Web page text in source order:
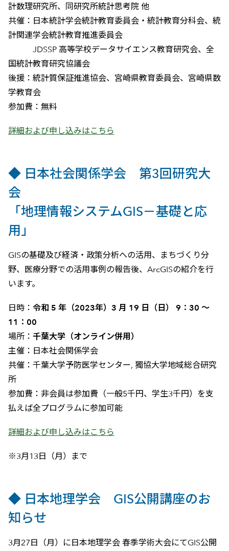
計数理研究所、同研究所統計思考院 他
共催：日本統計学会統計教育委員会・統計教育分科会、統
計関連学会統計教育推進委員会
JDSSP 高等学校データサイエンス教育研究会、全
国統計教育研究協議会
後援：統計質保証推進協会、宮崎県教育委員会、宮崎県数
学教育会
参加費：無料
詳細および申し込みはこちら
◆ 日本社会関係学会 第3回研究大
会
「地理情報システムGIS－基礎と応
用」
GISの基礎及び経済・政策分析への活用、まちづくり分
野、医療分野での活用事例の報告後、ArcGISの紹介を行
います。
日時： 令和 5 年（2023年）3 月 19 日（日） 9：30 ～
11：00
場所： 千葉大学（オンライン併用）
主催：日本社会関係学会
共催：千葉大学予防医学センター, 獨協大学地域総合研究
所
参加費：非会員は参加費（一般5千円、学生3千円）を支
払えば全プログラムに参加可能
詳細および申し込みはこちら
※3月13日（月）まで
◆ 日本地理学会 GIS公開講座のお
知らせ
3月27日（月）に日本地理学会 春季学術大会にてGIS公開